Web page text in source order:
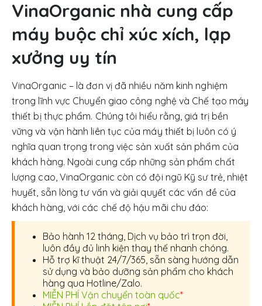
VinaOrganic nhà cung cấp
máy buộc chỉ xúc xích, lạp
xưởng uy tín
VinaOrganic – là đơn vị đã nhiều năm kinh nghiệm
trong lĩnh vực Chuyển giao công nghệ và Chế tạo máy
thiết bị thực phẩm. Chúng tôi hiểu rằng, giá trị bền
vững và vận hành liên tục của máy thiết bị luôn có ý
nghĩa quan trọng trong việc sản xuất sản phẩm của
khách hàng. Ngoài cung cấp những sản phẩm chất
lượng cao, VinaOrganic còn có đội ngũ Kỹ sư trẻ, nhiệt
huyết, sẵn lòng tư vấn và giải quyết các vấn đề của
khách hàng, với các chế độ hậu mãi chu đáo:
Bảo hành 12 tháng, Dịch vụ bảo trì trọn đời,
luôn đầy đủ linh kiện thay thế nhanh chóng.
Hỗ trợ kĩ thuật 24/7/365, sẵn sàng hướng dẫn
sử dụng và bảo dưỡng sản phẩm cho khách
hàng qua Hotline/Zalo.
MIỄN PHÍ Vận chuyển toàn quốc*